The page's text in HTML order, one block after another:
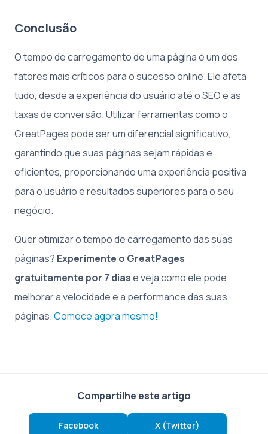
Conclusão
O tempo de carregamento de uma página é um dos
fatores mais críticos para o sucesso online. Ele afeta
tudo, desde a experiência do usuário até o SEO e as
taxas de conversão. Utilizar ferramentas como o
GreatPages pode ser um diferencial significativo,
garantindo que suas páginas sejam rápidas e
eficientes, proporcionando uma experiência positiva
para o usuário e resultados superiores para o seu
negócio.
Quer otimizar o tempo de carregamento das suas
páginas? Experimente o GreatPages
gratuitamente por 7 diase veja como ele pode
melhorar a velocidade e a performance das suas
páginas.Comece agora mesmo!
Compartilhe este artigo
Facebook X (Twitter)